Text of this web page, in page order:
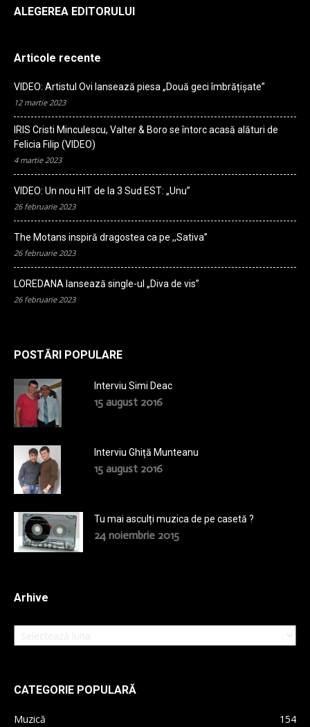
ALEGEREA EDITORULUI
Articole recente
VIDEO: Artistul Ovi lansează piesa „Două geci îmbrățișate”
12 martie 2023
IRIS Cristi Minculescu, Valter & Boro se întorc acasă alături de
Felicia Filip (VIDEO)
4 martie 2023
VIDEO: Un nou HIT de la 3 Sud EST: „Unu”
26 februarie 2023
The Motans inspiră dragostea ca pe ,,Sativa”
26 februarie 2023
LOREDANA lansează single-ul „Diva de vis”
26 februarie 2023
POSTĂRI POPULARE
Interviu Simi Deac
15 august 2016
Interviu Ghiță Munteanu
15 august 2016
Tu mai asculți muzica de pe casetă ?
24 noiembrie 2015
Arhive
Arhive
CATEGORIE POPULARĂ
Muzică
154